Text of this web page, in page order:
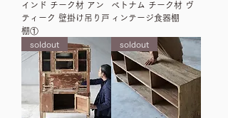
インド チーク材 アン
ティーク 壁掛け吊り戸
棚①
ベトナム チーク材 ヴ
ィンテージ食器棚
soldout soldout